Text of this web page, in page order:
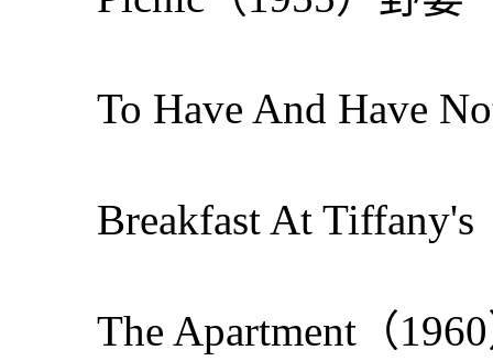
To Have And Have
Breakfast At
The Apartment（